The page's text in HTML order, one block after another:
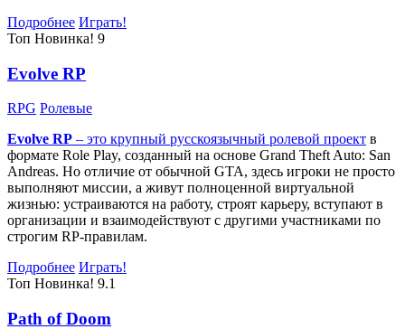
Подробнее Играть!
Топ Новинка! 9
Evolve RP
RPG Ролевые
Evolve RP – это крупный русскоязычный ролевой проект в
формате Role Play, созданный на основе Grand Theft Auto: San
Andreas. Но отличие от обычной GTA, здесь игроки не просто
выполняют миссии, а живут полноценной виртуальной
жизнью: устраиваются на работу, строят карьеру, вступают в
организации и взаимодействуют с другими участниками по
строгим RP-правилам.
Подробнее Играть!
Топ Новинка! 9.1
Path of Doom